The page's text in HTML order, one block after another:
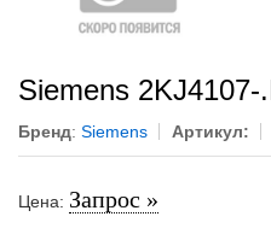
Siemens 2KJ4107-
Бренд: Siemens Артикул:
Цена: Запрос »